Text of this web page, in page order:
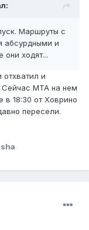
Маршруты с
абсурдными и
они ходят...
отхватил и
Сейчас МТА на нем
в 18:30 от Ховрино
пересели.